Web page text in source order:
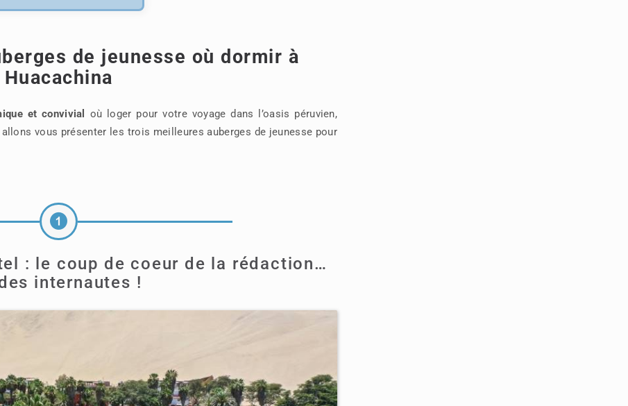
de jeunesse où dormir à
Huacachina
et convivial
où loger pour votre voyage dans l’oasis péruvien,
vous présenter les trois meilleures auberges de jeunesse pour
: le coup de coeur de la rédaction…
internautes !